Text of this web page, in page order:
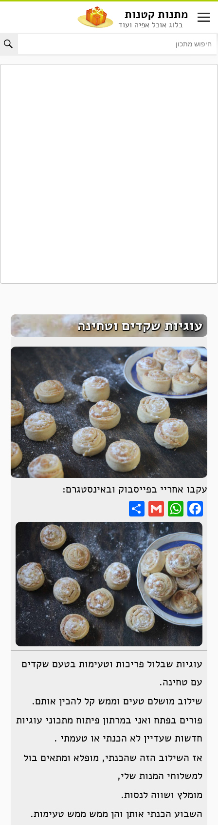
לתוכן
מתנות קטנות
בלוג אוכל אפיה ועוד
עוגיות שקדים וטחינה
עקבו אחריי בפייסבוק ובאינסטגרם:
Facebook
WhatsApp
Gmail
עוגיות שבלול פריכות וטעימות בטעם שקדים
עם טחינה.
שילוב מושלם טעים וממש קל להכין אותם.
פורים בפתח ואני במרתון פיתוח מתכוני עוגיות
חדשות שעדיין לא הכנתי או טעמתי .
אז השילוב הזה שהכנתי, מופלא ומתאים בול
למשלוחי המנות שלי,
מומלץ ושווה לנסות.
השבוע הכנתי אותן והן ממש ממש טעימות.